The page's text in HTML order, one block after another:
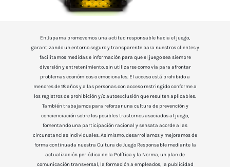
En Jupama promovemos una actitud responsable hacia el juego,
garantizando un entorno seguro y transparente para nuestros clientes y
facilitamos medidas e información para que el juego sea siempre
diversión y entretenimiento, sin utilizarse como vía para afrontar
problemas económicos o emocionales. El acceso está prohibido a
menores de 18 años y a las personas con acceso restringido conforme a
los registros de prohibición y/o autoexclusión que resulten aplicables.
También trabajamos para reforzar una cultura de prevención y
concienciación sobre los posibles trastornos asociados al juego,
fomentando una participación racional y sensata acorde a las
circunstancias individuales. Asimismo, desarrollamos y mejoramos de
forma continuada nuestra Cultura de Juego Responsable mediante la
actualización periódica de la Política y la Norma, un plan de
comunicación transversal, la formación a empleados, la publicidad